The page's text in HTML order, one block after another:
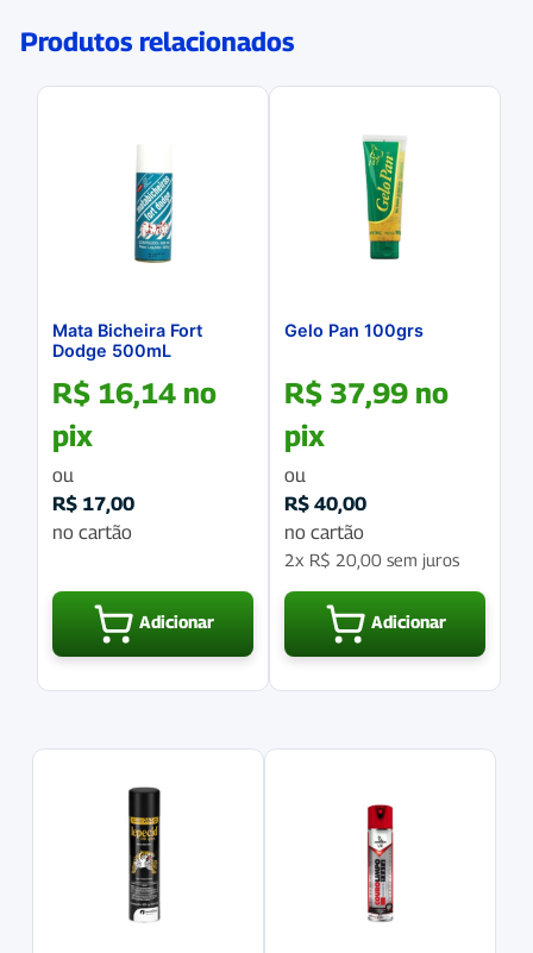
Produtos relacionados
Mata Bicheira Fort
Dodge 500mL
R$ 16,14 no
pix
ou
R$ 17,00
no cartão
Adicionar
Gelo Pan 100grs
R$ 37,99 no
pix
ou
R$ 40,00
no cartão
2x R$ 20,00 sem juros
Adicionar